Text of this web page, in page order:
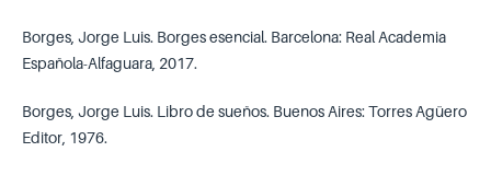
Borges, Jorge Luis. Borges esencial. Barcelona: Real Academia
Española-Alfaguara, 2017.
Borges, Jorge Luis. Libro de sueños. Buenos Aires: Torres Agüero
Editor, 1976.